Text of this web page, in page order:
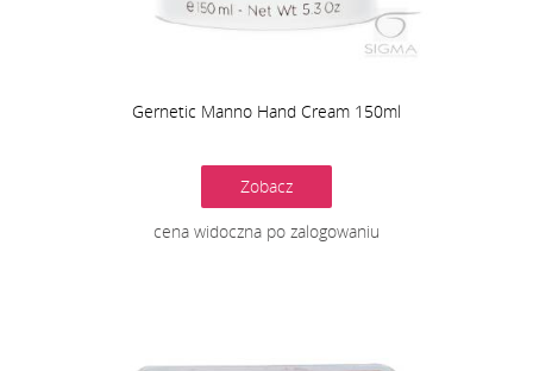
Gernetic Manno Hand Cream 150ml
Zobacz
cena widoczna po zalogowaniu